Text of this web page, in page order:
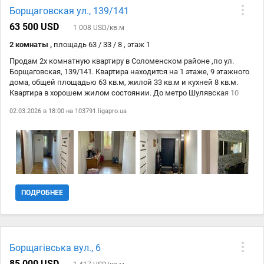
Шулявка – 10 хвилин пішки, метро КПІ – 15 хвилин пішки Відразу
біля будинку супермаркети «Мегамаркет», «Сільпо», поряд ТРЦ
ресторани, 2 парки (Пушкінський парк та парк КПІ) з комфортними
зонами відпочинку для прогулянок .
23.02 Level Group
Борщаговская ул., 139/141
63 500 USD
1 008 USD/кв.м
2 комнаты , площадь 63 / 33 / 8 , этаж 1
Продам 2х комнатную квартиру в Соломенском районе ,по ул.
Борщаговская, 139/141. Квартира находится на 1 этаже, 9 этажного
дома, общей площадью 63 кв.м, жилой 33 кв.м и кухней 8 кв.м.
Квартира в хорошем жилом состоянии. До метро Шулявская 10
02.03.2026 в 18:00 на 103791.ligapro.ua
ПОДРОБНЕЕ
Борщагівська вул., 6